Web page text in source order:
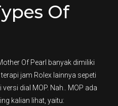
Of
Of Pearl banyak dimiliki
jam Rolex lainnya sepeti
dial MOP. Nah.. MOP ada
kalian lihat, yaitu: